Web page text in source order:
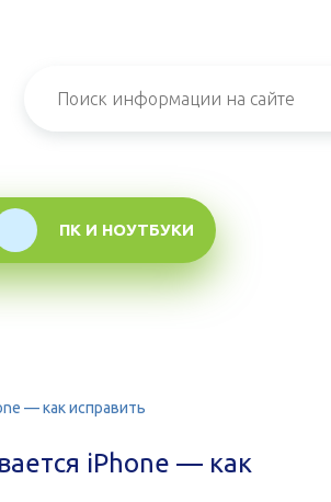
ПК И НОУТБУКИ
— как исправить
iPhone — как